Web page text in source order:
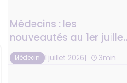
Médecins : les
nouveautés au 1er juillet
2026
Médecin 1 juillet 2026 3min